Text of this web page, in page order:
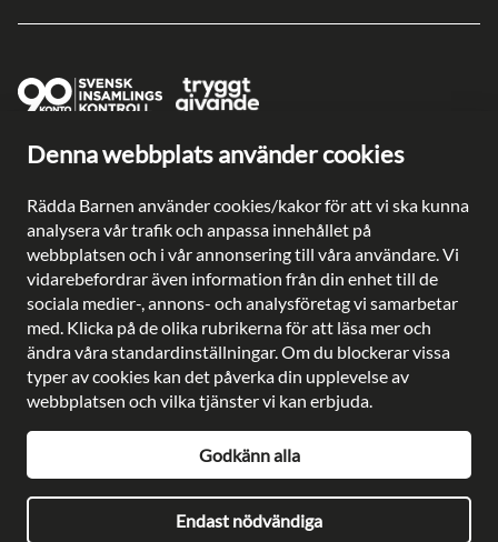
Denna webbplats använder cookies
Rädda Barnen använder cookies/kakor för att vi ska kunna
analysera vår trafik och anpassa innehållet på
webbplatsen och i vår annonsering till våra användare. Vi
vidarebefordrar även information från din enhet till de
sociala medier-, annons- och analysföretag vi samarbetar
med. Klicka på de olika rubrikerna för att läsa mer och
ändra våra standardinställningar. Om du blockerar vissa
typer av cookies kan det påverka din upplevelse av
webbplatsen och vilka tjänster vi kan erbjuda.
Endast nödvändiga
Godkänn alla
Ge en gåva direkt
Plusgiro: 90 2003-3
Bankgiro: 902-0033
Säkra betalningar med
Besöksadress: Gustavslundsvägen 141, Bromma
Postadress: Rädda Barnen, 107 88 Stockholm
Telefon:08-698 90 00
kundservice@rb.se
Org. nr: 802002-8638